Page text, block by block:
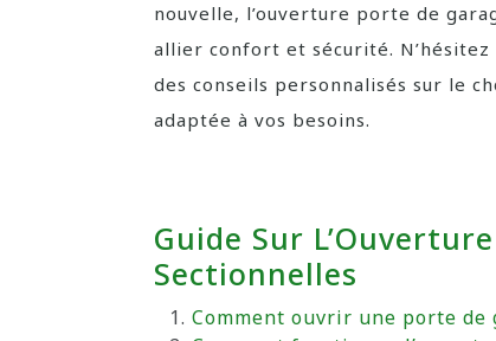
nouvelle, l’ouverture porte de
allier confort et sécurité.
des conseils personnalisés sur le
adaptée à vos besoins.
Guide Sur
Sectionnelles
Comment ouvrir une porte